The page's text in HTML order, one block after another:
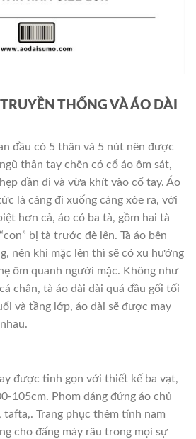
THỐNG VÀ ÁO DÀI
đầu có 5 thân và 5 nút nên được
thân tay chẽn có cổ áo ôm sát,
dần đi và vừa khít vào cổ tay. Áo
là càng đi xuống càng xòe ra, với
hơn cả, áo có ba tà, gồm hai tà
bị tà trước đè lên. Tà áo bên
nên khi mặc lên thì sẽ có xu hướng
ôm quanh người mặc. Không như
chân, tà áo dài dài quá đầu gối tối
và tầng lớp, áo dài sẽ được may
được tinh gọn với thiết kế ba vạt,
105cm. Phom dáng đứng áo chủ
tafta,. Trang phục thêm tính nam
cho đấng mày râu trong mọi sự